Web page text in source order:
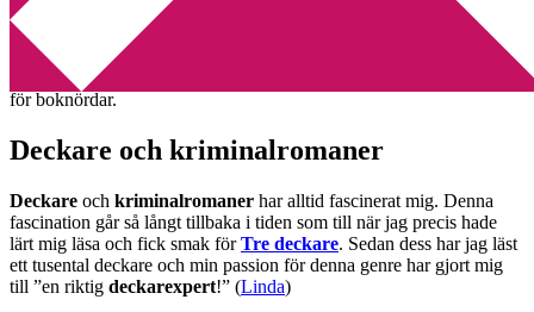
Jag heter Annika Abrahamsson och till vardags arbetar jag som
översättare. All övrig tid lägger jag på att läsa allt som står till buds
om bl.a. böcker, intressanta författare och tidsbesparande hjälpmedel
för boknördar.
Deckare och kriminalromaner
Deckare och kriminalromaner har alltid fascinerat mig. Denna
fascination går så långt tillbaka i tiden som till när jag precis hade
lärt mig läsa och fick smak förTre deckare. Sedan dess har jag läst
ett tusental deckare och min passion för denna genre har gjort mig
till ”en riktig deckarexpert!” (Linda)